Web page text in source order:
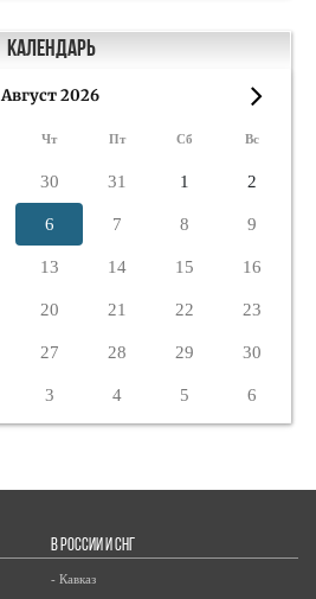
Календарь
Август 2026
Чт Пт Сб Вс
30 31 1 2
6 7 8 9
13 14 15 16
20 21 22 23
27 28 29 30
3 4 5 6
В РОССИИ И СНГ
- Кавказ